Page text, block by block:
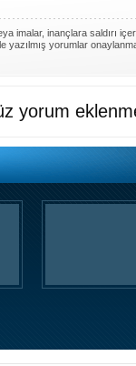
imalar, inançlara saldırı
yorumlar
yorum